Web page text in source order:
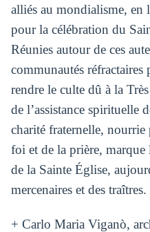
alliés au mondialisme, en
pour la célébration du
Réunies autour de ces
communautés
rendre le culte dû à la
de l’assistance spirituelle
charité fraternelle, nourrie
foi et de la prière, marque
de la Sainte Église,
mercenaires et des traîtres.
+ Carlo Maria Viganò,